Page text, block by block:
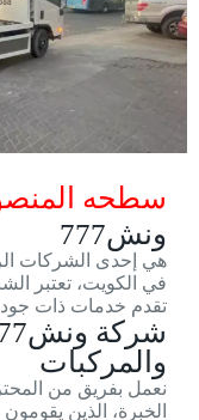
سطحه
ونش777
هي إحدى الشركات
في الكويت، تعتبر
تقدم خدمات ذات
والمركبات
نعمل بفريق من
الخبرة، الذين